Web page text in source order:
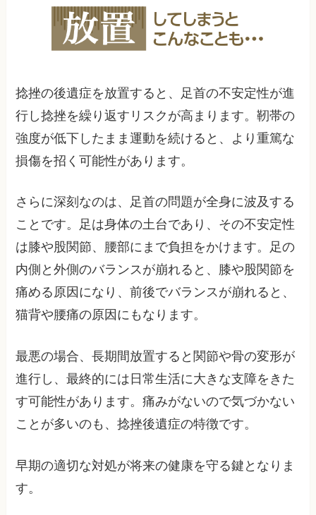
捻挫の後遺症を放置すると、足首の不安定性が進
行し捻挫を繰り返すリスクが高まります。靭帯の
強度が低下したまま運動を続けると、より重篤な
損傷を招く可能性があります。
さらに深刻なのは、足首の問題が全身に波及する
ことです。足は身体の土台であり、その不安定性
は膝や股関節、腰部にまで負担をかけます。足の
内側と外側のバランスが崩れると、膝や股関節を
痛める原因になり、前後でバランスが崩れると、
猫背や腰痛の原因にもなります。
最悪の場合、長期間放置すると関節や骨の変形が
進行し、最終的には日常生活に大きな支障をきた
す可能性があります。痛みがないので気づかない
ことが多いのも、捻挫後遺症の特徴です。
早期の適切な対処が将来の健康を守る鍵となりま
す。